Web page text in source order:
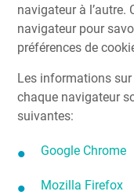
navigateur à l’autre.
navigateur pour
préférences de
Les informations
chaque navigateur
suivantes:
Google Chrome
Mozilla Firefox